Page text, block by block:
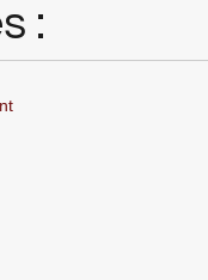
: